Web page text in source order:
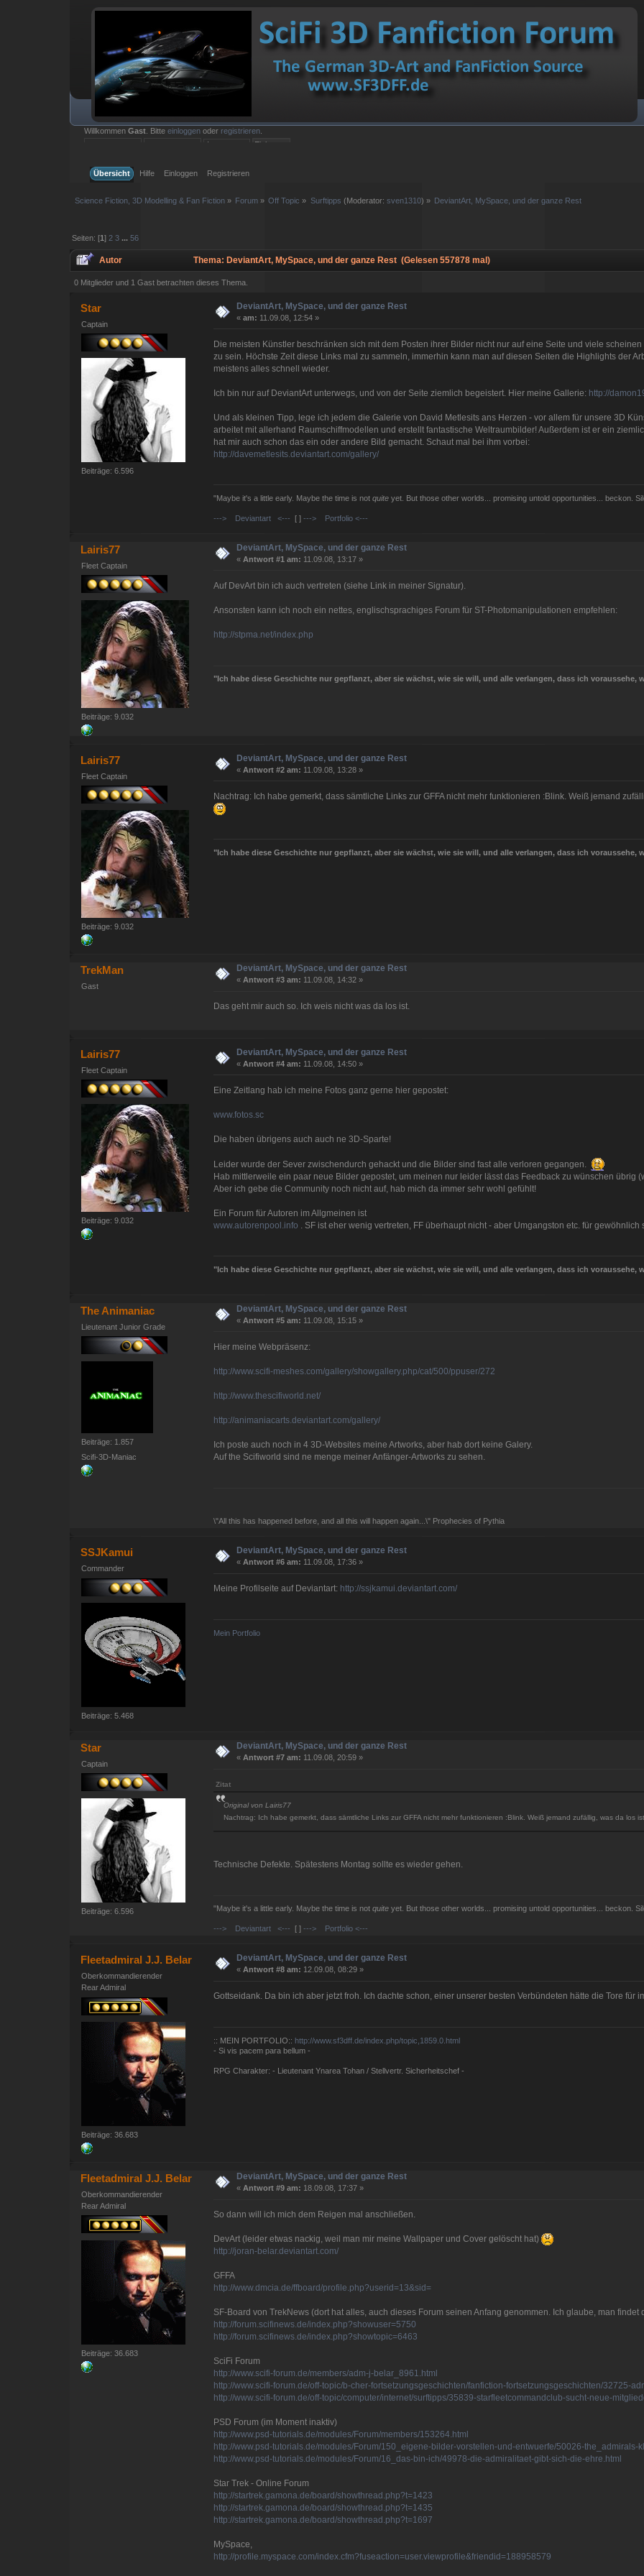
WillkommenGast . Bitteeinloggen oder registrieren
Übersicht
Hilfe Einloggen Registrieren
Science Fiction, 3D Modelling & Fan Fiction» Forum » Off Topic » Surftipps (Moderator: sven1310) » DeviantArt, MySpace, und der ganze Rest
Seiten: [1 ] 2 3 ... 56
Autor Thema: DeviantArt, MySpace, und der ganze Rest (Gelesen 557878 mal)
0 Mitglieder und 1 Gast betrachten dieses Thema.
Star
Captain
Beiträge: 6.596
DeviantArt, MySpace, und der ganze Rest
«am: 11.09.08, 12:54 »
Die meisten Künstler beschränken sich mit dem Posten ihrer Bilder nicht nur auf eine Seite und viele
zu sein. Höchste Zeit diese Links mal zu sammeln, immerhin kann man auf diesen Seiten die Highlights der
meistens alles schnell wieder.
Ich bin nur auf DeviantArt unterwegs, und von der Seite ziemlich begeistert. Hier meine Gallerie: http://
Und als kleinen Tipp, lege ich jedem die Galerie von David Metlesits ans Herzen - vor allem für unsere 3D
arbeitet mit allerhand Raumschiffmodellen und erstellt fantastische Weltraumbilder! Außerdem ist er ein
hat mir auch schon das ein oder andere Bild gemacht. Schaut mal bei ihm vorbei:
http://davemetlesits.deviantart.com/gallery/
"Maybe it's a little early. Maybe the time is notquite yet. But those other worlds... promising untold opportunities... beckon.
---> Deviantart <--- [ ]---> Portfolio <---
Lairis77
Fleet Captain
Beiträge: 9.032
DeviantArt, MySpace, und der ganze Rest
« Antwort #1 am: 11.09.08, 13:17 »
Auf DevArt bin ich auch vertreten (siehe Link in meiner Signatur).
Ansonsten kann ich noch ein nettes, englischsprachiges Forum für ST-Photomanipulationen empfehlen:
http://stpma.net/index.php
"Ich habe diese Geschichte nur gepflanzt, aber sie wächst, wie sie will, und alle verlangen, dass ich
Lairis77
Fleet Captain
Beiträge: 9.032
DeviantArt, MySpace, und der ganze Rest
« Antwort #2 am: 11.09.08, 13:28 »
Nachtrag: Ich habe gemerkt, dass sämtliche Links zur GFFA nicht mehr funktionieren :Blink. Weiß jemand
"Ich habe diese Geschichte nur gepflanzt, aber sie wächst, wie sie will, und alle verlangen, dass ich
TrekMan
Gast
DeviantArt, MySpace, und der ganze Rest
«Antwort #3 am: 11.09.08, 14:32 »
Das geht mir auch so. Ich weis nicht was da los ist.
Lairis77
Fleet Captain
Beiträge: 9.032
DeviantArt, MySpace, und der ganze Rest
« Antwort #4 am: 11.09.08, 14:50 »
Eine Zeitlang hab ich meine Fotos ganz gerne hier gepostet:
www.fotos.sc
Die haben übrigens auch auch ne 3D-Sparte!
Leider wurde der Sever zwischendurch gehackt und die Bilder sind fast alle verloren gegangen.
Hab mittlerweile ein paar neue Bilder gepostet, um meinen nur leider lässt das Feedback zu wünschen übrig
Aber ich gebe die Community noch nicht auf, hab mich da immer sehr wohl gefühlt!
Ein Forum für Autoren im Allgmeinen ist
www.autorenpool.info . SF ist eher wenig vertreten, FF überhaupt nicht - aber Umgangston etc. für gewöhnlich
"Ich habe diese Geschichte nur gepflanzt, aber sie wächst, wie sie will, und alle verlangen, dass ich
The Animaniac
Lieutenant Junior Grade
Beiträge: 1.857
Scifi-3D-Maniac
DeviantArt, MySpace, und der ganze Rest
« Antwort #5 am: 11.09.08, 15:15 »
Hier meine Webpräsenz:
http://www.scifi-meshes.com/gallery/showgallery.php/cat/500/ppuser/272
http://www.thescifiworld.net/
http://animaniacarts.deviantart.com/gallery/
Ich poste auch noch in 4 3D-Websites meine Artworks, aber hab dort keine Galery.
Auf the Scifiworld sind ne menge meiner Anfänger-Artworks zu sehen.
\"All this has happened before, and all this will happen again...\" Prophecies of Pythia
SSJKamui
Commander
Beiträge: 5.468
DeviantArt, MySpace, und der ganze Rest
« Antwort #6 am: 11.09.08, 17:36 »
Meine Profilseite auf Deviantart: http://ssjkamui.deviantart.com/
Mein Portfolio
Star
Captain
Beiträge: 6.596
DeviantArt, MySpace, und der ganze Rest
« Antwort #7 am: 11.09.08, 20:59 »
Zitat
Original von Lairis77
Nachtrag: Ich habe gemerkt, dass sämtliche Links zur GFFA nicht mehr funktionieren :Blink. Weiß jemand zufällig, was da los
Technische Defekte. Spätestens Montag sollte es wieder gehen.
"Maybe it's a little early. Maybe the time is notquite yet. But those other worlds... promising untold opportunities... beckon.
---> Deviantart <--- [ ]---> Portfolio <---
Fleetadmiral J.J. Belar
Oberkommandierender
Rear Admiral
Beiträge: 36.683
DeviantArt, MySpace, und der ganze Rest
« Antwort #8 am: 12.09.08, 08:29 »
Gottseidank. Da bin ich aber jetzt froh. Ich dachte schon, einer unserer besten Verbündeten hätte die Tore für
:: MEIN PORTFOLIO:: http://www.sf3dff.de/index.php/topic,1859.0.html
- Si vis pacem para bellum -
RPG Charakter: - Lieutenant Ynarea Tohan / Stellvertr. Sicherheitschef -
Fleetadmiral J.J. Belar
Oberkommandierender
Rear Admiral
Beiträge: 36.683
DeviantArt, MySpace, und der ganze Rest
« Antwort #9 am: 18.09.08, 17:37 »
So dann will ich mich dem Reigen mal anschließen.
DevArt (leider etwas nackig, weil man mir meine Wallpaper und Cover gelöscht hat)
http://joran-belar.deviantart.com/
GFFA
http://www.dmcia.de/ffboard/profile.php?userid=13&sid=
SF-Board von TrekNews (dort hat alles, auch dieses Forum seinen Anfang genommen. Ich glaube, man findet
http://forum.scifinews.de/index.php?showuser=5750
http://forum.scifinews.de/index.php?showtopic=6463
SciFi Forum
http://www.scifi-forum.de/members/adm-j-belar_8961.html
http://www.scifi-forum.de/off-topic/b-cher-fortsetzungsgeschichten/fanfiction-fortsetzungsgeschichten/32725-
http://www.scifi-forum.de/off-topic/computer/internet/surftipps/35839-starfleetcommandclub-sucht-neue-
PSD Forum (im Moment inaktiv)
http://www.psd-tutorials.de/modules/Forum/members/153264.html
http://www.psd-tutorials.de/modules/Forum/150_eigene-bilder-vorstellen-und-entwuerfe/50026-the_admirals-
http://www.psd-tutorials.de/modules/Forum/16_das-bin-ich/49978-die-admiralitaet-gibt-sich-die-ehre.html
Star Trek - Online Forum
http://startrek.gamona.de/board/showthread.php?t=1423
http://startrek.gamona.de/board/showthread.php?t=1435
http://startrek.gamona.de/board/showthread.php?t=1697
MySpace,
http://profile.myspace.com/index.cfm?fuseaction=user.viewprofile&friendid=188958579